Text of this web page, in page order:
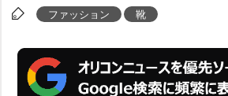
ファッション 靴